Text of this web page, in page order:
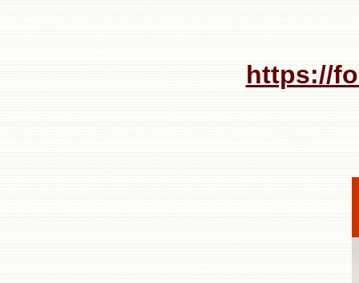
https://